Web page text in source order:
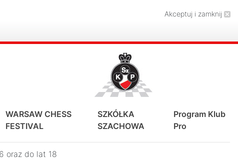
Akceptuj i zamknij
WARSAW CHESS
FESTIVAL
SZKÓŁKA
SZACHOWA
Program Klub
Pro
oraz do lat 18